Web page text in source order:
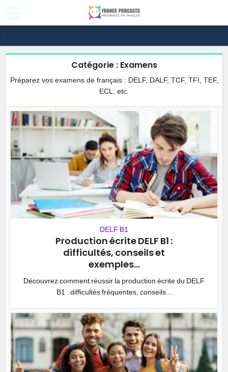
Catégorie : Examens
Préparez vos examens de français : DELF, DALF, TCF, TFI, TEF,
ECL, etc.
DELF B1
Production écrite DELF B1 :
difficultés, conseils et
exemples...
Découvrez comment réussir la production écrite du DELF
B1 : difficultés fréquentes, conseils...